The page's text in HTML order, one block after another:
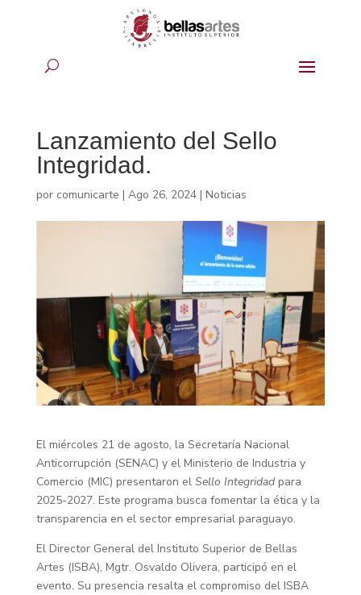
Lanzamiento del Sello
Integridad.
por comunicarte | Ago 26, 2024| Noticias
El miércoles 21 de agosto, la Secretaría Nacional
Anticorrupción (SENAC) y el Ministerio de Industria y
Comercio (MIC) presentaron el Sello Integridadpara
2025-2027. Este programa busca fomentar la ética y la
transparencia en el sector empresarial paraguayo.
El Director General del Instituto Superior de Bellas
Artes (ISBA), Mgtr. Osvaldo Olivera, participó en el
evento. Su presencia resalta el compromiso del ISBA